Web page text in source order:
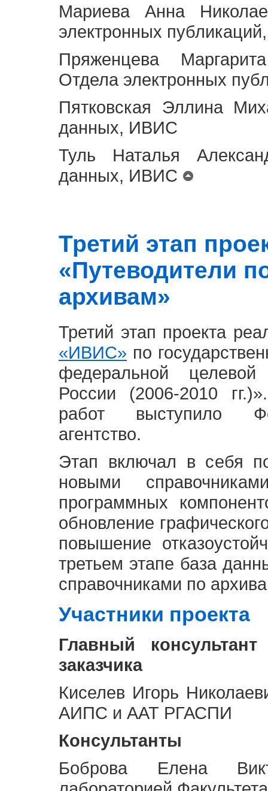
Мариева Анна
электронных
Пряженцева
Отдела электронных
Пятковская Эллина
данных, ИВИС
Туль Наталья
данных, ИВИС
Третий этап
«Путеводители
архивам»
Третий этап проекта
«ИВИС» по
федеральной
России (2006-2010
работ выступило
агентство.
Этап включал в себя
новыми
программных
обновление
повышение
третьем этапе база
справочниками по
Участники проекта
Главный
заказчика
Киселев Игорь
АИПС и ААТ РГАСПИ
Консультанты
Боброва Елена